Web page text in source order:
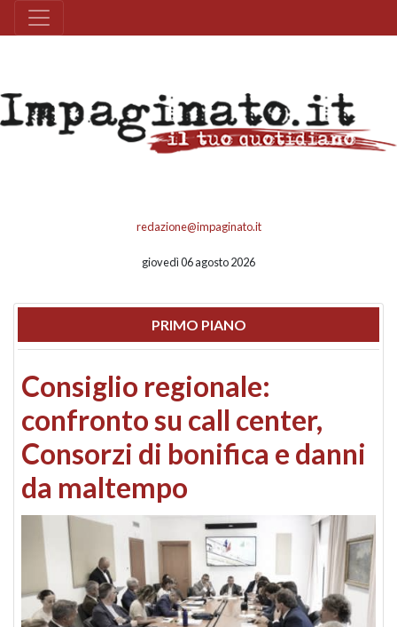
redazione@impaginato.it
giovedì 06 agosto 2026
PRIMO PIANO
Consiglio regionale:
confronto su call center,
Consorzi di bonifica e danni
da maltempo